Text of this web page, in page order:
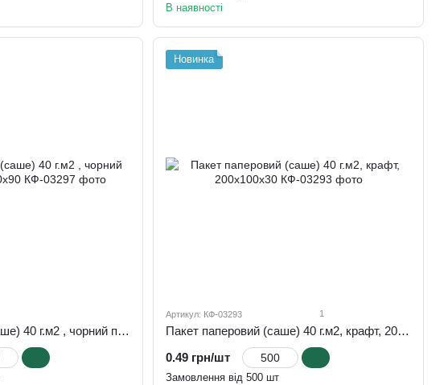
В наявності
Пакет паперовий (саше) 40 г.м2 , чорний під прибори , 220х90
Новинка
Артикул: КФ-03293 1
Пакет паперовий (саше) 40 г.м2, крафт, 200х100х30
0.49 грн/шт
Замовлення від 500 шт